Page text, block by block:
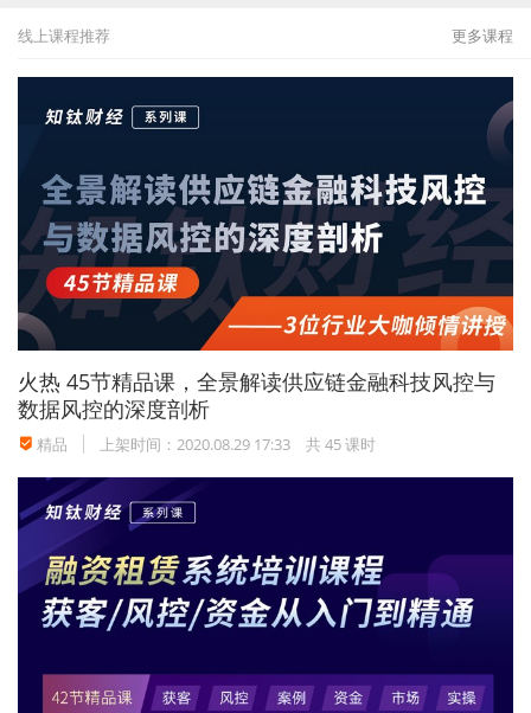
线上课程推荐 更多课程
火热 45节精品课，全景解读供应链金融科技风控与
数据风控的深度剖析
精品 上架时间：2020.08.29 17:33 共 45 课时